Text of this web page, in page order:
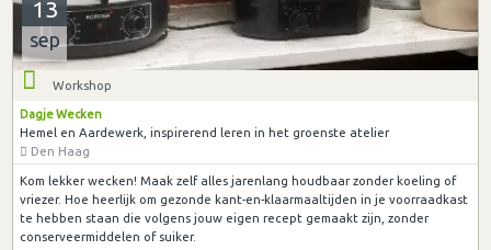
13
sep
Workshop
Dagje Wecken
Hemel en Aardewerk, inspirerend leren in het groenste atelier
Den Haag
Kom lekker wecken! Maak zelf alles jarenlang houdbaar zonder koeling of
vriezer. Hoe heerlijk om gezonde kant-en-klaarmaaltijden in je voorraadkast
te hebben staan die volgens jouw eigen recept gemaakt zijn, zonder
conserveermiddelen of suiker.